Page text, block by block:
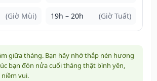
(Giờ Mùi) 19h – 20h (Giờ Tuất)
giữa tháng. Bạn hãy nhớ thắp nén hương
bạn đón nửa cuối tháng thật bình yên,
vui.